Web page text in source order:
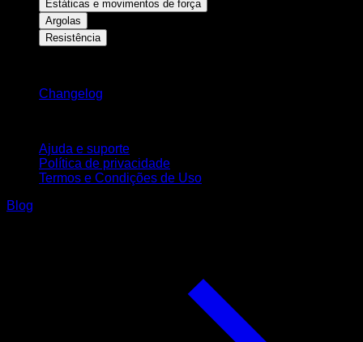
Estáticas e movimentos de força
Argolas
Resistência
Changelog
Ajuda e suporte
Política de privacidade
Termos e Condições de Uso
Blog